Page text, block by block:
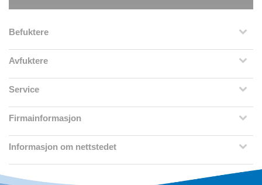
Befuktere
Avfuktere
Service
Firmainformasjon
Informasjon om nettstedet